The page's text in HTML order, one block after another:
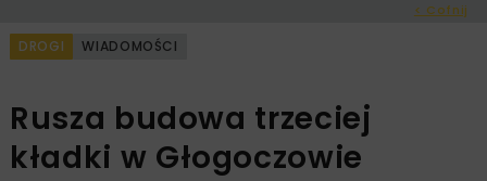
< Cofnij
DROGI WIADOMOŚCI
Rusza budowa trzeciej
kładki w Głogoczowie